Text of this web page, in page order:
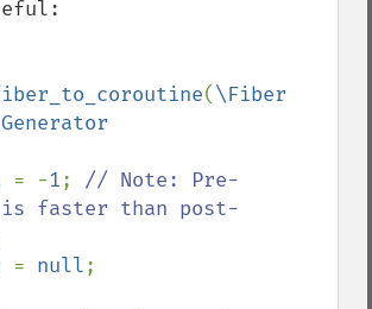
(\Fiber
= -1; // Note: Pre-
is faster than post-
= null;